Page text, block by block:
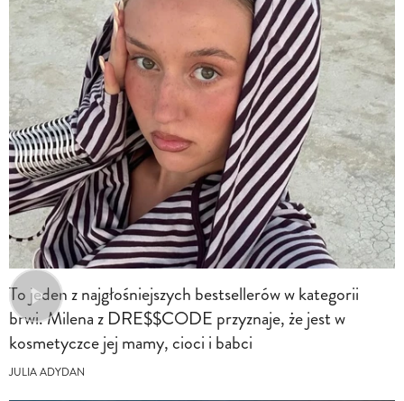
To jeden z najgłośniejszych bestsellerów w kategorii
brwi. Milena z DRE$$CODE przyznaje, że jest w
kosmetyczce jej mamy, cioci i babci
JULIA ADYDAN